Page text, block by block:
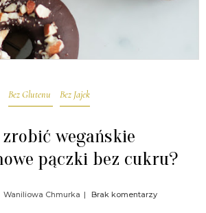
Bez Glutenu Bez Jajek
wegańskie
pączki bez cukru?
Waniliowa Chmurka Brak komentarzy